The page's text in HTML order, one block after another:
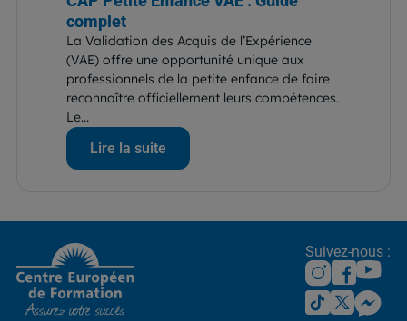
complet
La Validation des Acquis de l’Expérience
(VAE) offre une opportunité unique aux
professionnels de la petite enfance de faire
reconnaître officiellement leurs compétences.
Le...
Lire la suite
Suivez-nous :